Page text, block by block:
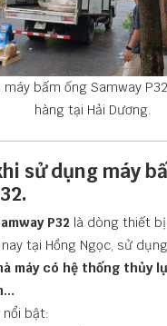
máy bấm ống Samway
hàng tại Hải Dương.
sử dụng máy
P32 là dòng thiết
tại Hồng Ngọc, sử
máy có hệ thống thủy
bật: